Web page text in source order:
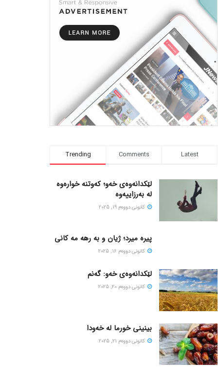
Trending Comments Latest
لێکدانەوەی خەو؛ کەوتنە خوارەوە
لە بەرزاییەوە
كانونی دووه‌م 19, 2025
پیره میرد؛ ژیان و به رهه مه کانی
كانونی دووه‌م 16, 2025
لێکدانەوەی خەو: گەنم
كانونی دووه‌م 20, 2025
بینینی خورما لە خەودا
كانونی دووه‌م 21, 2025